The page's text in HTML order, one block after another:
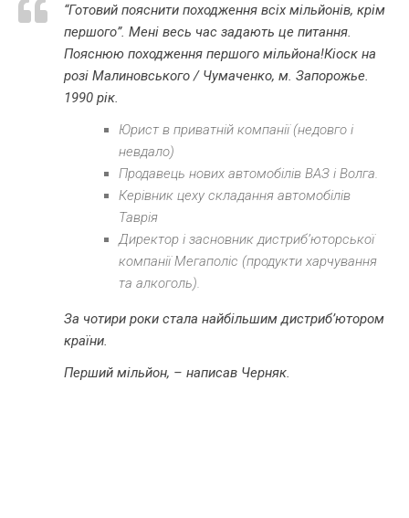
“Готовий пояснити походження всіх мільйонів, крім
першого”. Мені весь час задають це питання.
Пояснюю походження першого мільйона!Кіоск на
розі Малиновського / Чумаченко, м. Запорожье.
1990 рік.
Юрист в приватній компанії (недовго і
невдало)
Продавець нових автомобілів ВАЗ і Волга.
Керівник цеху складання автомобілів
Таврія
Директор і засновник дистриб’юторської
компанії Мегаполіс (продукти харчування
та алкоголь).
За чотири роки стала найбільшим дистриб’ютором
країни.
Перший мільйон, – написав Черняк.